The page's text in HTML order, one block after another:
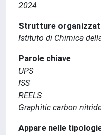
2024
Strutture
Istituto di Chimica
Parole chiave
UPS
ISS
REELS
Graphitic carbon
Appare nelle